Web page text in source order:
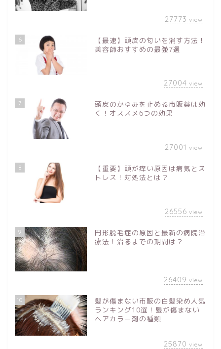
27773 view
6
【最速】頭皮の匂いを消す方法！
美容師おすすめの最強7選
27004 view
7
頭皮のかゆみを止める市販薬は効
く！オススメ6つの効果
27001 view
8
【重要】頭が痒い原因は病気とス
トレス！対処法とは？
26556 view
9
円形脱毛症の原因と最新の病院治
療法！治るまでの期間は？
26409 view
10
髪が傷まない市販の白髪染め人気
ランキング10選！髪が傷まない
ヘアカラー剤の種類
25870 view